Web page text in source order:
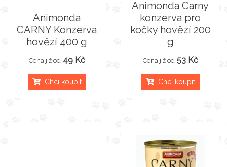
Animonda
CARNY Konzerva
hovězí 400 g
Cena již od 49 Kč
Chci koupit
Animonda Carny
konzerva pro
kočky hovězí 200
g
Cena již od 53 Kč
Chci koupit